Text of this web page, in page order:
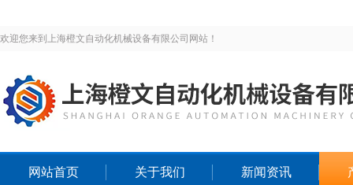
欢迎您来到上海橙文自动化机械设备有限公司网站！
网站首页 关于我们 新闻资讯